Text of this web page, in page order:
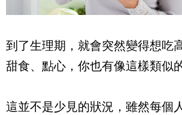
到了生理期，就會突然變得想吃
甜食、點心，你也有像這樣類似
這並不是少見的狀況，雖然每個